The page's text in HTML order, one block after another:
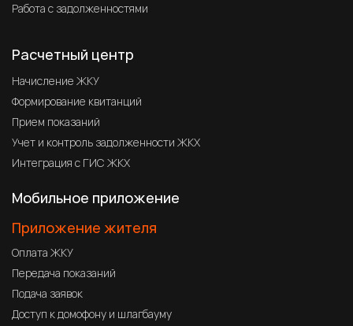
Работа с задолженностями
Расчетный центр
Начисление ЖКУ
Формирование квитанций
Прием показаний
Учет и контроль задолженности ЖКХ
Интеграция с ГИС ЖКХ
Мобильное приложение
Приложение жителя
Оплата ЖКУ
Передача показаний
Подача заявок
Доступ к домофону и шлагбауму